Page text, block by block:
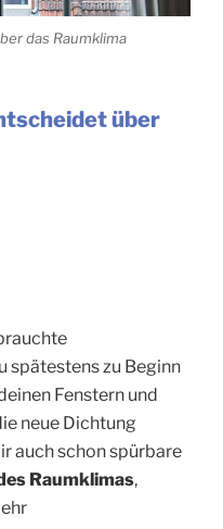
das Raumklima
über
spätestens zu Beginn
Fenstern und
neue Dichtung
auch schon spürbare
Raumklimas,